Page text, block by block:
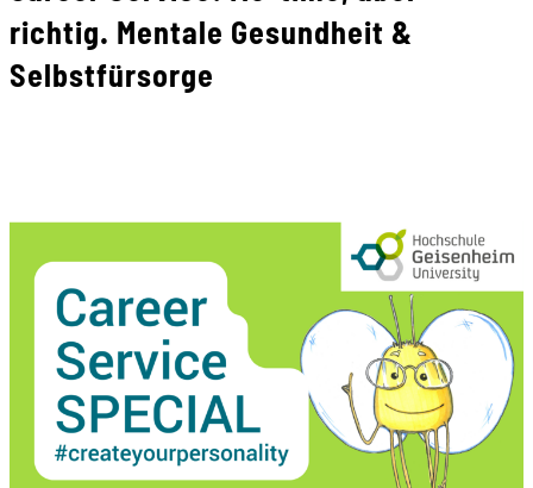
richtig. Mentale Gesundheit &
Selbstfürsorge